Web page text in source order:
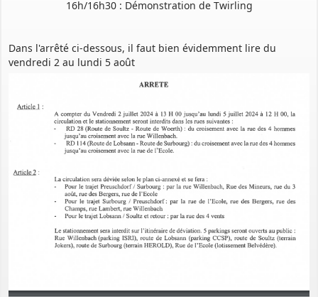
16h/16h30 : Démonstration de Twirling
Dans l'arrêté ci-dessous, il faut bien évidemment lire du
vendredi 2 au lundi 5 août